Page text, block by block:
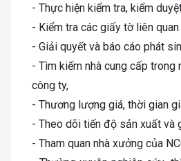
- Thực hiện kiểm tra, kiểm
- Kiểm tra các giấy tờ liên
- Giải quyết và báo cáo phát
- Tìm kiếm nhà cung cấp
công ty,
- Thương lượng giá, thời gian
- Theo dõi tiến độ sản xuất và
- Tham quan nhà xưởng của